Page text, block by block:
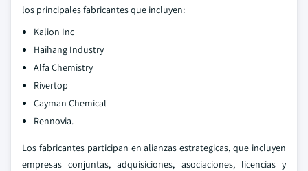
los principales fabricantes que incluyen:
Kalion Inc
Haihang Industry
Alfa Chemistry
Rivertop
Cayman Chemical
Rennovia.
Los fabricantes participan en alianzas estrategicas, que incluyen
empresas conjuntas, adquisiciones, asociaciones, licencias y